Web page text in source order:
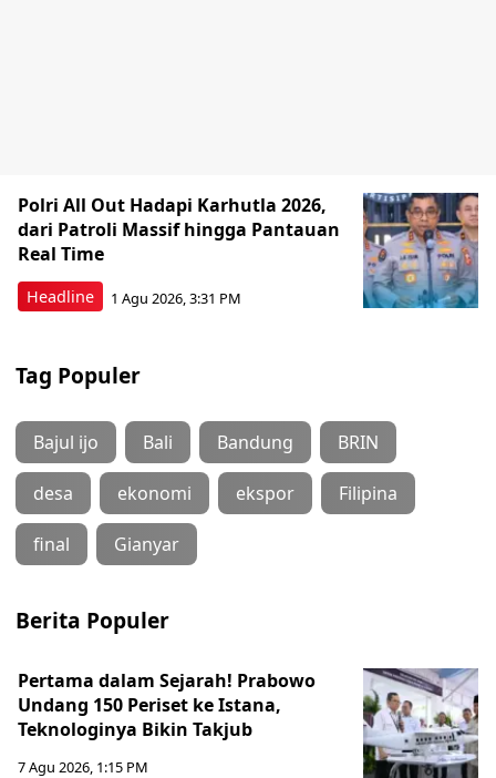
Headline
Polri All Out Hadapi Karhutla 2026,
dari Patroli Massif hingga Pantauan
Real Time
1 Agu 2026, 3:31 PM
Tag Populer
Bajul ijo Bali Bandung BRIN
desa ekonomi ekspor Filipina
final Gianyar
Berita Populer
Pertama dalam Sejarah! Prabowo
Undang 150 Periset ke Istana,
Teknologinya Bikin Takjub
7 Agu 2026, 1:15 PM